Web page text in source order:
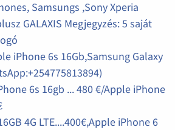
Samsungs ,Sony Xperia
GALAXIS Megjegyzés: 5 saját
iPhone 6s 16Gb,Samsung Galaxy
6s 16gb ... 480 €/Apple iPhone
4G LTE....400€,Apple iPhone 6